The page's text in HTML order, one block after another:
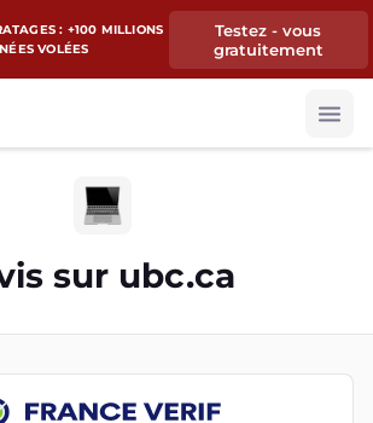
: +100 MILLIONS
VOLÉES
Testez - vous
gratuitement
sur ubc.ca